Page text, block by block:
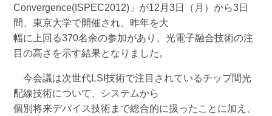
Convergence(ISPEC2012)」が12月3日（月）から3日
間、東京大学で開催され、昨年を大
幅に上回る370名余の参加があり、光電子融合技術の注
目の高さを示す結果となりました。
今会議は次世代LSI技術で注目されているチップ間光
配線技術について、システムから
個別将来デバイス技術まで総合的に扱ったことに加え、